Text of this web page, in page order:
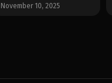
November 10, 2025